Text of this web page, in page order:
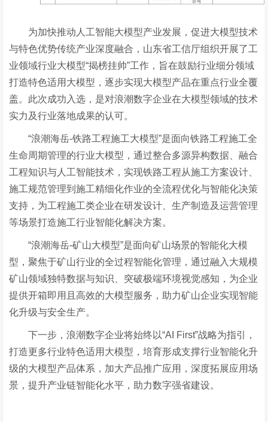
为加快推动人工智能大模型产业发展，促进大模型技术
与特色优势传统产业深度融合，山东省工信厅组织开展了工
业领域行业大模型“揭榜挂帅”工作，旨在鼓励行业细分领域
打造特色适用大模型，逐步实现大模型产品在重点行业全覆
盖。此次成功入选，是对浪潮数字企业在大模型领域的技术
实力及行业落地成果的认可。
“浪潮海岳-铁路工程施工大模型”是面向铁路工程施工全
生命周期管理的行业大模型，通过整合多源异构数据、融合
工程知识与人工智能技术，实现铁路工程从施工方案设计、
施工规范管理到施工精细化作业的全流程优化与智能化决策
支持，为工程施工类企业在研发设计、生产制造及运营管理
等场景打造施工行业智能化解决方案。
“浪潮海岳-矿山大模型”是面向矿山场景的智能化大模
型，聚焦于矿山行业的全过程智能化管理，通过融入大规模
矿山领域独特数据与知识、突破极端环境视觉感知，为企业
提供开箱即用且高效的大模型服务，助力矿山企业实现智能
化升级与安全生产。
下一步，浪潮数字企业将始终以“AI First”战略为指引，
打造更多行业特色适用大模型，培育形成支撑行业智能化升
级的大模型产品体系，加大产品推广应用，深度拓展应用场
景，提升产业链智能化水平，助力数字强省建设。